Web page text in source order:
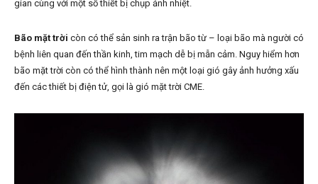
gian cùng với một số thiết bị chụp ảnh nhiệt.
Bão mặt trời còn có thể sản sinh ra trận bão từ – loại bão mà người có
bệnh liên quan đến thần kinh, tim mạch dễ bị mẫn cảm. Nguy hiểm hơn
bão mặt trời còn có thể hình thành nên một loại gió gây ảnh hưởng xấu
đến các thiết bị điện tử, gọi là gió mặt trời CME.